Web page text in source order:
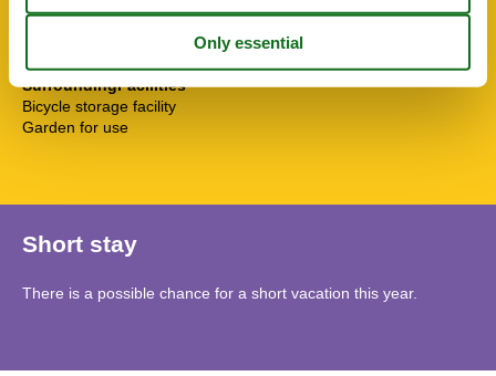
Sofa bed
SurroundingFacilities
Bicycle storage facility
Garden for use
Short stay
There is a possible chance for a short vacation this year.